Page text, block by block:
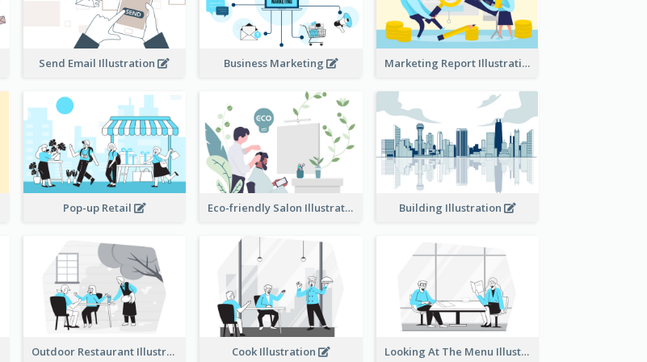
Send Email Illustration Business Marketing Marketing Report Illustration
Pop-up Retail Eco-friendly Salon Illustration Building Illustration
Outdoor Restaurant Illustration Cook Illustration Looking At The Menu Illustration